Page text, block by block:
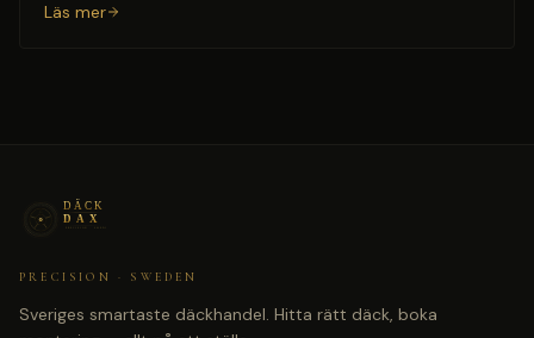
Läs mer
PRECISION · SWEDEN
Sveriges smartaste däckhandel. Hitta rätt däck, boka